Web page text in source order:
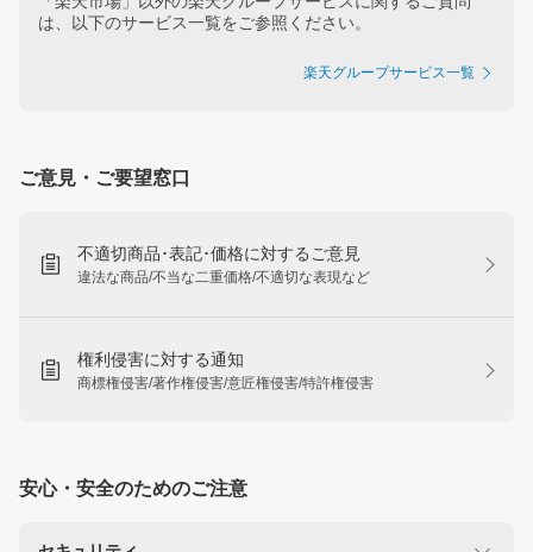
は、以下のサービス一覧をご参照ください。
楽天グループサービス一覧
ご意見・ご要望窓口
不適切商品･表記･価格に対するご意見
違法な商品/不当な二重価格/不適切な表現など
権利侵害に対する通知
商標権侵害/著作権侵害/意匠権侵害/特許権侵害
安心・安全のためのご注意